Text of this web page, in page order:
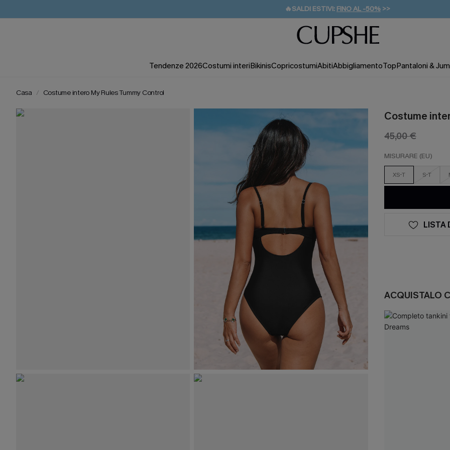
🔥SALDI ESTIVI: FINO AL -50% >>
🚚SPEDIZIONE GRATUITA DA 49€
💌REGALO PER I NUOVI: 20% DI SCONTO*
Tendenze 2026Costumi interiBikinisCopricostumiAbitiAbbigliamentoTopPantaloni &
Casa Costume intero My Rules Tummy Control
Costume
45,00 €
MISURARE (EU)
XS-T S-T
LISTA
ACQUISTALO